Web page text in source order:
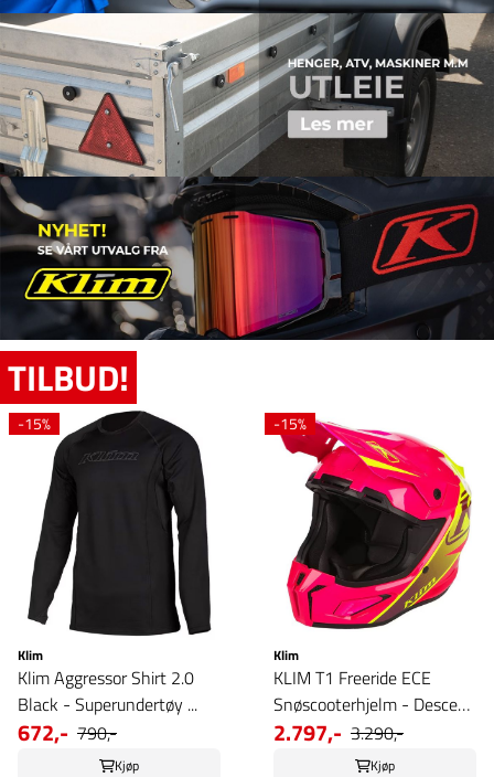
TILBUD!
-15%
Klim
Klim Aggressor Shirt 2.0
Black - Superundertøy ...
672,- 790,-
Kjøp
-15%
Klim
KLIM T1 Freeride ECE
Snøscooterhjelm - Descent
...
2.797,- 3.290,-
Kjøp